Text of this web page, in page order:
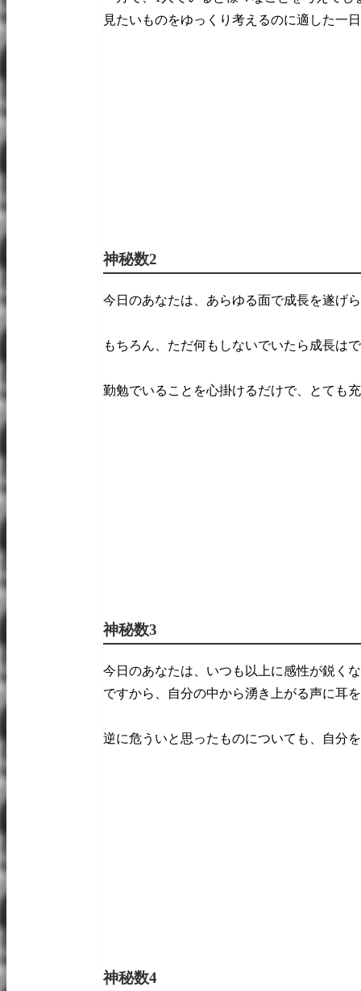
見たいものをゆっくり考えるのに適した一
神秘数2
今日のあなたは、あらゆる面で成長を遂げ
もちろん、ただ何もしないでいたら成長は
勤勉でいることを心掛けるだけで、とても
神秘数3
今日のあなたは、いつも以上に感性が鋭く
ですから、自分の中から湧き上がる声に耳
逆に危ういと思ったものについても、自分
神秘数4